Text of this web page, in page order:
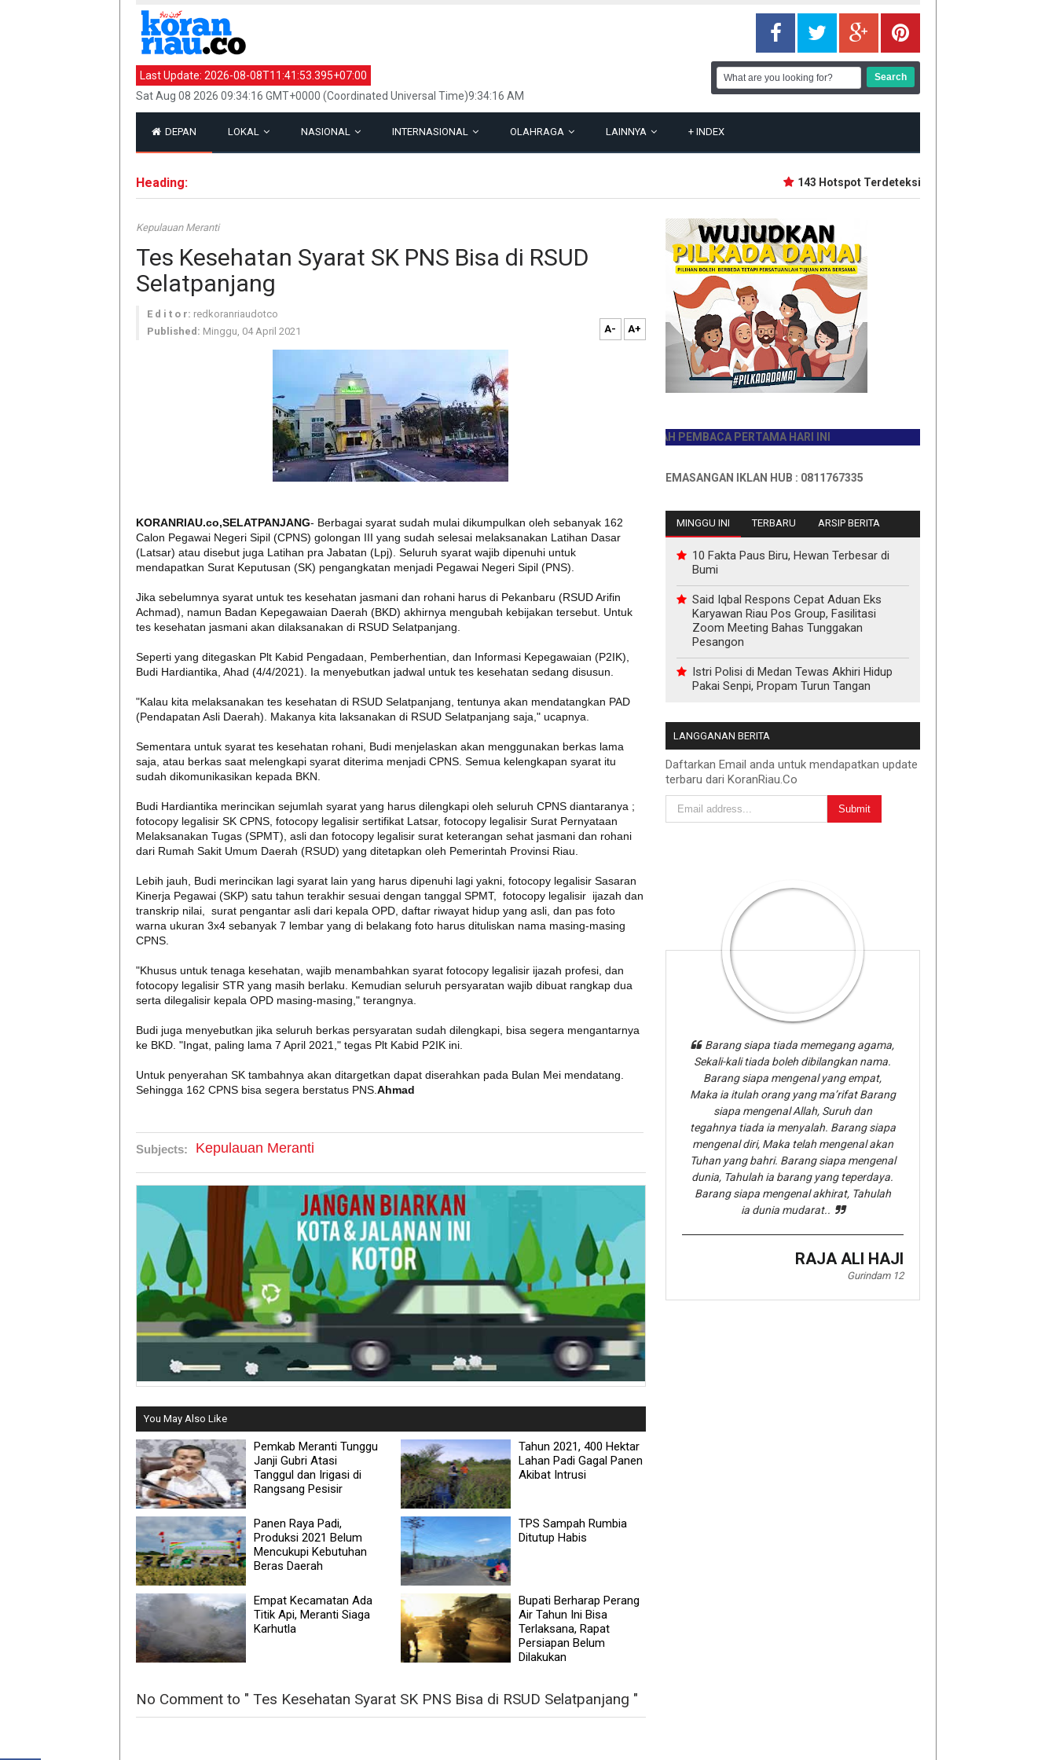
Last Update: 2026-08-08T11:41:53.395+07:00
Sat Aug 08 2026 09:34:16 GMT+0000 (Coordinated Universal Time)9:34:16 AM
DEPAN LOKAL NASIONAL INTERNASIONAL OLAHRAGA LAINNYA + INDEX
Heading: 143 Hotspot Terdeteksi di Riau, Rohil Terbanyak
Kepulauan Meranti
Tes Kesehatan Syarat SK PNS Bisa di RSUD
Selatpanjang
E d i t o r: redkoranriaudotco
Published: Minggu, 04 April 2021 A- A+
KORANRIAU.co,SELATPANJANG- Berbagai syarat sudah mulai dikumpulkan oleh sebanyak 162
Calon Pegawai Negeri Sipil (CPNS) golongan III yang sudah selesai melaksanakan Latihan Dasar
(Latsar) atau disebut juga Latihan pra Jabatan (Lpj). Seluruh syarat wajib dipenuhi untuk
mendapatkan Surat Keputusan (SK) pengangkatan menjadi Pegawai Negeri Sipil (PNS).
Jika sebelumnya syarat untuk tes kesehatan jasmani dan rohani harus di Pekanbaru (RSUD Arifin
Achmad), namun Badan Kepegawaian Daerah (BKD) akhirnya mengubah kebijakan tersebut. Untuk
tes kesehatan jasmani akan dilaksanakan di RSUD Selatpanjang.
Seperti yang ditegaskan Plt Kabid Pengadaan, Pemberhentian, dan Informasi Kepegawaian (P2IK),
Budi Hardiantika, Ahad (4/4/2021). Ia menyebutkan jadwal untuk tes kesehatan sedang disusun.
"Kalau kita melaksanakan tes kesehatan di RSUD Selatpanjang, tentunya akan mendatangkan PAD
(Pendapatan Asli Daerah). Makanya kita laksanakan di RSUD Selatpanjang saja," ucapnya.
Sementara untuk syarat tes kesehatan rohani, Budi menjelaskan akan menggunakan berkas lama
saja, atau berkas saat melengkapi syarat diterima menjadi CPNS. Semua kelengkapan syarat itu
sudah dikomunikasikan kepada BKN.
Budi Hardiantika merincikan sejumlah syarat yang harus dilengkapi oleh seluruh CPNS diantaranya ;
fotocopy legalisir SK CPNS, fotocopy legalisir sertifikat Latsar, fotocopy legalisir Surat Pernyataan
Melaksanakan Tugas (SPMT), asli dan fotocopy legalisir surat keterangan sehat jasmani dan rohani
dari Rumah Sakit Umum Daerah (RSUD) yang ditetapkan oleh Pemerintah Provinsi Riau.
Lebih jauh, Budi merincikan lagi syarat lain yang harus dipenuhi lagi yakni, fotocopy legalisir Sasaran
Kinerja Pegawai (SKP) satu tahun terakhir sesuai dengan tanggal SPMT, fotocopy legalisir ijazah dan
transkrip nilai, surat pengantar asli dari kepala OPD, daftar riwayat hidup yang asli, dan pas foto
warna ukuran 3x4 sebanyak 7 lembar yang di belakang foto harus dituliskan nama masing-masing
CPNS.
"Khusus untuk tenaga kesehatan, wajib menambahkan syarat fotocopy legalisir ijazah profesi, dan
fotocopy legalisir STR yang masih berlaku. Kemudian seluruh persyaratan wajib dibuat rangkap dua
serta dilegalisir kepala OPD masing-masing," terangnya.
Budi juga menyebutkan jika seluruh berkas persyaratan sudah dilengkapi, bisa segera mengantarnya
ke BKD. "Ingat, paling lama 7 April 2021," tegas Plt Kabid P2IK ini.
Untuk penyerahan SK tambahnya akan ditargetkan dapat diserahkan pada Bulan Mei mendatang.
Sehingga 162 CPNS bisa segera berstatus PNS. Ahmad
Subjects: Kepulauan Meranti
You May Also Like
Pemkab Meranti Tunggu
Janji Gubri Atasi
Tanggul dan Irigasi di
Rangsang Pesisir
Tahun 2021, 400 Hektar
Lahan Padi Gagal Panen
Akibat Intrusi
Panen Raya Padi,
Produksi 2021 Belum
Mencukupi Kebutuhan
Beras Daerah
TPS Sampah Rumbia
Ditutup Habis
Empat Kecamatan Ada
Titik Api, Meranti Siaga
Karhutla
Bupati Berharap Perang
Air Tahun Ini Bisa
Terlaksana, Rapat
Persiapan Belum
Dilakukan
No Comment to " Tes Kesehatan Syarat SK PNS Bisa di RSUD Selatpanjang "
JADILAH PEMBACA PERTAMA HARI INI
INFO PEMASANGAN IKLAN HUB : 0811767335
MINGGU INI TERBARU ARSIP BERITA
10 Fakta Paus Biru, Hewan Terbesar di
Bumi
Said Iqbal Respons Cepat Aduan Eks
Karyawan Riau Pos Group, Fasilitasi
Zoom Meeting Bahas Tunggakan
Pesangon
Istri Polisi di Medan Tewas Akhiri Hidup
Pakai Senpi, Propam Turun Tangan
LANGGANAN BERITA
Daftarkan Email anda untuk mendapatkan update
terbaru dari KoranRiau.Co
Barang siapa tiada memegang agama,
Sekali-kali tiada boleh dibilangkan nama.
Barang siapa mengenal yang empat,
Maka ia itulah orang yang ma’rifat Barang
siapa mengenal Allah, Suruh dan
tegahnya tiada ia menyalah. Barang siapa
mengenal diri, Maka telah mengenal akan
Tuhan yang bahri. Barang siapa mengenal
dunia, Tahulah ia barang yang teperdaya.
Barang siapa mengenal akhirat, Tahulah
ia dunia mudarat..
RAJA ALI HAJI
Gurindam 12